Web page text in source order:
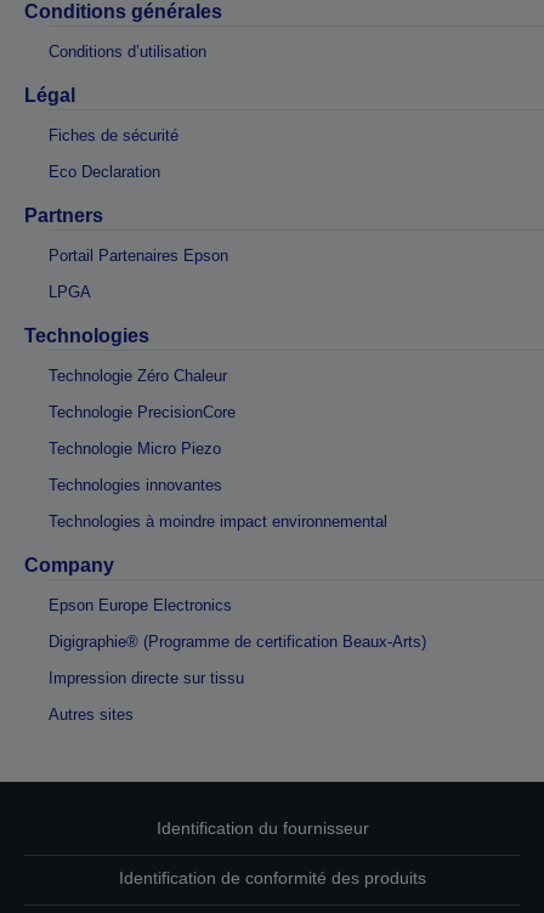
Conditions générales
Conditions d’utilisation
Légal
Fiches de sécurité
Eco Declaration
Partners
Portail Partenaires Epson
LPGA
Technologies
Technologie Zéro Chaleur
Technologie PrecisionCore
Technologie Micro Piezo
Technologies innovantes
Technologies à moindre impact environnemental
Company
Epson Europe Electronics
Digigraphie® (Programme de certification Beaux-Arts)
Impression directe sur tissu
Autres sites
Identification du fournisseur
Identification de conformité des produits